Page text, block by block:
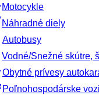
Motocykle
Náhradné diely
Autobusy
Vodné/Snežné skútre,
Obytné prívesy
Poľnohospodárske
Snežné skútre,
prívesy autokaravany /
vozidlá /
stroje nakladače /
ruky autožeriavy
vozíky